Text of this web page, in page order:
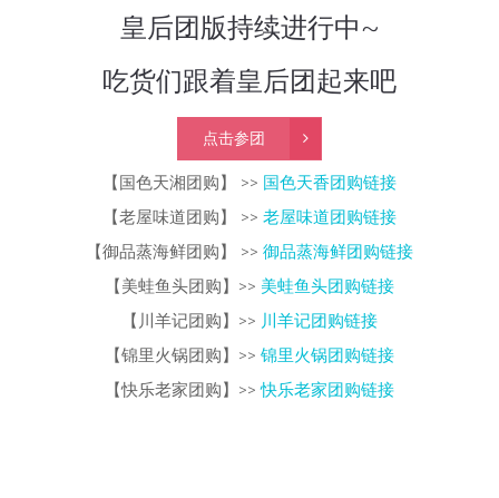
皇后团版持续进行中~
吃货们跟着皇后团起来吧
点击参团
【国色天湘团购】 >> 国色天香团购链接
【老屋味道团购】 >> 老屋味道团购链接
【御品蒸海鲜团购】 >> 御品蒸海鲜团购链接
【美蛙鱼头团购】>> 美蛙鱼头团购链接
【川羊记团购】>> 川羊记团购链接
【锦里火锅团购】>> 锦里火锅团购链接
【快乐老家团购】>>快乐老家团购链接